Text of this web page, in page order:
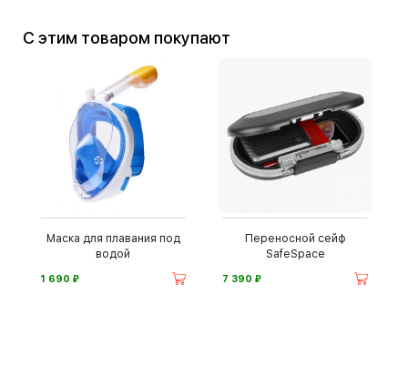
С этим товаром покупают
Маска для плавания под
водой
1 690 ⃏
Переносной сейф
SafeSpace
7 390 ⃏